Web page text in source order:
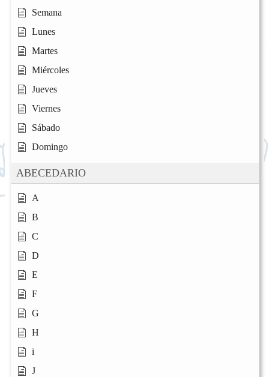
Semana
Lunes
Martes
Miércoles
Jueves
Viernes
Sábado
Domingo
ABECEDARIO
A
B
C
D
E
F
G
H
i
J